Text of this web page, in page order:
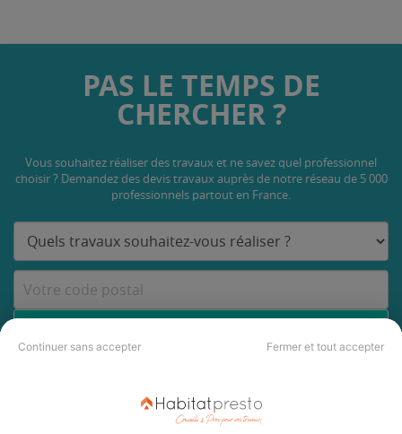
Continuer sans accepter Fermer et tout accepter
PAS LE TEMPS DE
CHERCHER ?
Vous souhaitez réaliser des travaux et ne savez quel professionnel
choisir ? Demandez des devis travaux auprès de notre réseau de 5 000
professionnels partout en France.